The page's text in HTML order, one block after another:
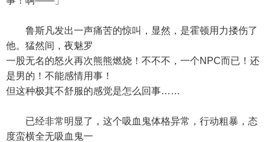
鲁斯凡发出一声痛苦的惊叫，显然，是霍顿用力搂伤了
他。猛然间，夜魅罗
一股无名的怒火再次熊熊燃烧！不不不，一个NPC而已！还
是男的！不能感情用事！
但这种极其不舒服的感觉是怎么回事……
已经非常明显了，这个吸血鬼体格异常，行动粗暴，态
度蛮横全无吸血鬼一